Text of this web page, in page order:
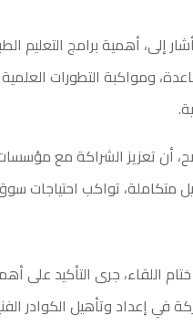
إلى، أهمية برامج التعليم
ومواكبة التطورات
أن تعزيز الشراكة مع
متكاملة، تواكب احتياجات
اللقاء، جرى التأكيد على
في إعداد وتأهيل الكوادر